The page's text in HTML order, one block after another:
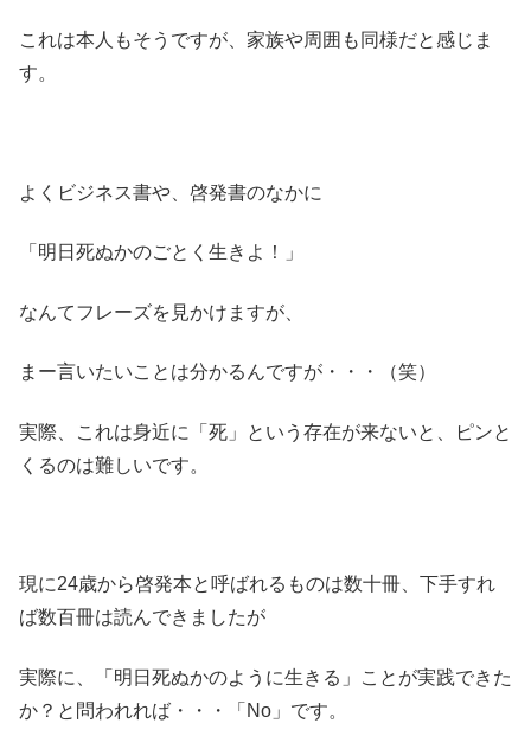
これは本人もそうですが、家族や周囲も同様だと感じま
す。
よくビジネス書や、啓発書のなかに
「明日死ぬかのごとく生きよ！」
なんてフレーズを見かけますが、
まー言いたいことは分かるんですが・・・（笑）
実際、これは身近に「死」という存在が来ないと、ピンと
くるのは難しいです。
現に24歳から啓発本と呼ばれるものは数十冊、下手すれ
ば数百冊は読んできましたが
実際に、「明日死ぬかのように生きる」ことが実践できた
か？と問われれば・・・「No」です。